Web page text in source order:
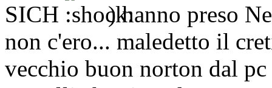
SICH
) hanno preso
non c'ero... maledetto il
vecchio buon norton dal